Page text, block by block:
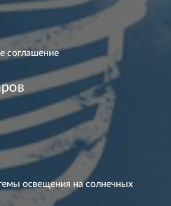
соглашение
освещения на солнечных